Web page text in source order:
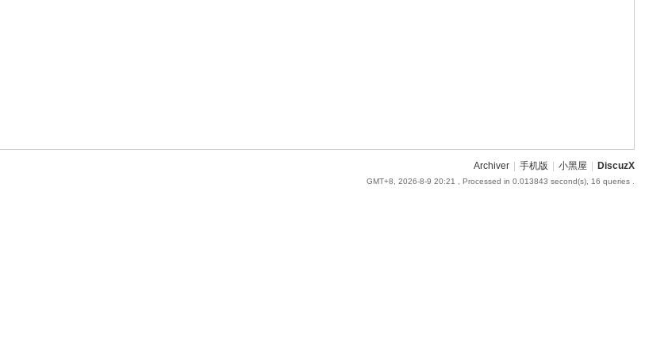
Archiver 手机版 小黑屋 DiscuzX
GMT+8, 2026-8-9 20:21 , Processed in 0.013843 second(s), 16 queries .